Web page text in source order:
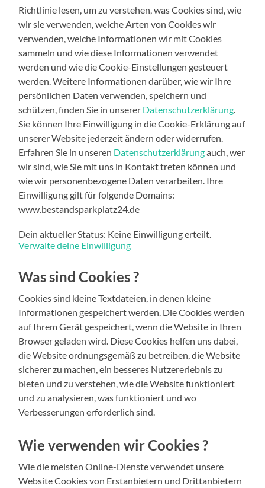
Richtlinie lesen, um zu verstehen, was Cookies sind, wie
wir sie verwenden, welche Arten von Cookies wir
verwenden, welche Informationen wir mit Cookies
sammeln und wie diese Informationen verwendet
werden und wie die Cookie-Einstellungen gesteuert
werden. Weitere Informationen darüber, wie wir Ihre
persönlichen Daten verwenden, speichern und
schützen, finden Sie in unserer Datenschutzerklärung
Sie können Ihre Einwilligung in die Cookie-Erklärung auf
unserer Website jederzeit ändern oder widerrufen.
Erfahren Sie in unseren Datenschutzerklärungauch, wer
wir sind, wie Sie mit uns in Kontakt treten können und
wie wir personenbezogene Daten verarbeiten. Ihre
Einwilligung gilt für folgende Domains:
www.bestandsparkplatz24.de
Dein aktueller Status: Keine Einwilligung erteilt.
Verwalte deine Einwilligung
Was sind Cookies ?
Cookies sind kleine Textdateien, in denen kleine
Informationen gespeichert werden. Die Cookies werden
auf Ihrem Gerät gespeichert, wenn die Website in Ihren
Browser geladen wird. Diese Cookies helfen uns dabei,
die Website ordnungsgemäß zu betreiben, die Website
sicherer zu machen, ein besseres Nutzererlebnis zu
bieten und zu verstehen, wie die Website funktioniert
und zu analysieren, was funktioniert und wo
Verbesserungen erforderlich sind.
Wie verwenden wir Cookies ?
Wie die meisten Online-Dienste verwendet unsere
Website Cookies von Erstanbietern und Drittanbietern